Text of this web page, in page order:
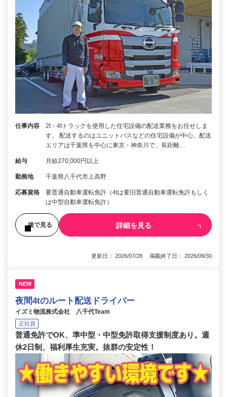
仕事内容
2t・4tトラックを使用した住宅設備の配送業務をお任せしま
す。 配送するのはユニットバスなどの住宅設備が中心。配送
エリアは千葉県を中心に東京・神奈川で、長距離…
給与 月給270,000円以上
勤務地 千葉県八千代市上高野
応募資格
要普通自動車運転免許（4tは要旧普通自動車運転免許もしく
は中型自動車運転免許）
後で見る 詳細を見る
更新日： 2026/07/28 掲載終了日： 2026/09/30
NEW
夜間4tのルート配送ドライバー
イズミ物流株式会社 八千代Team
正社員
普通免許でOK、準中型・中型免許取得支援制度あり。週
休2日制、福利厚生充実。抜群の安定性！